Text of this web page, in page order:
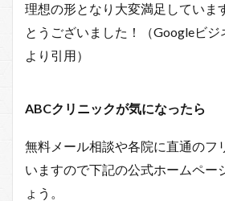
理想の形となり大変満足していま
とうございました！（Googleビ
より引用）
ABCクリニックが気になったら
無料メール相談や各院に直通のフ
いますので下記の公式ホームペー
ょう。